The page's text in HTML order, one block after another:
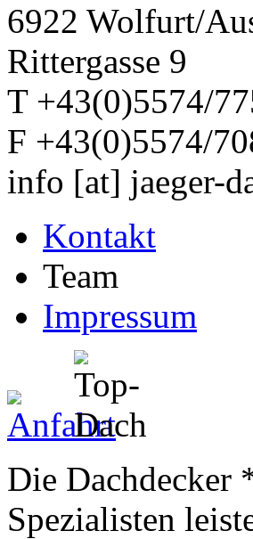
6922 Wolfurt/
Rittergasse 9
T +43(0)5574/
F +43(0)5574/
info [at] jaeger-
Kontakt
Team
Impressum
Die Dachdecker
Spezialisten